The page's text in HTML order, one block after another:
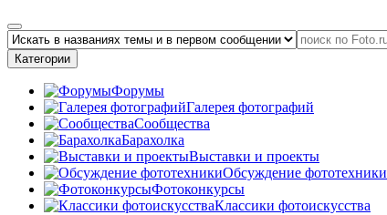
Категории
Форумы
Галерея фотографий
Сообщества
Барахолка
Выставки и проекты
Обсуждение фототехники
Фотоконкурсы
Классики фотоискусства